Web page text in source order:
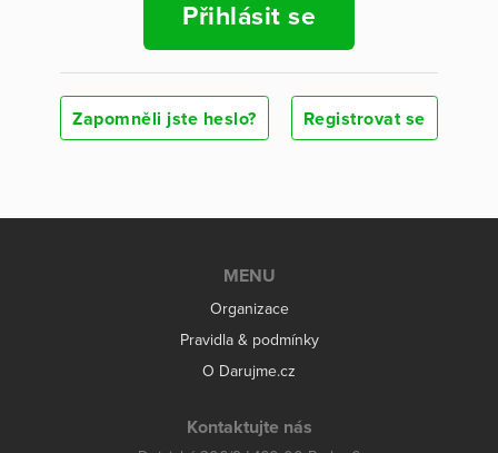
Přihlásit se
Zapomněli jste heslo? Registrovat se
MENU
Organizace
Pravidla & podmínky
O Darujme.cz
Kontaktujte nás